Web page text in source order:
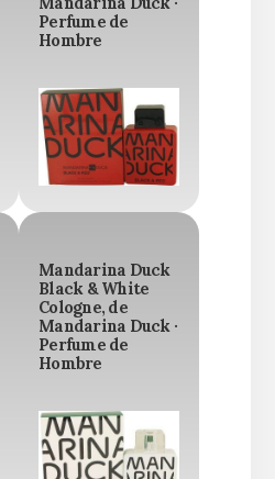
Perfume de
Hombre
Mandarina Duck
Black & White
Cologne, de
Mandarina Duck ·
Perfume de
Hombre